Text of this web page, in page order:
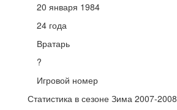
20 января 1984
24 года
Вратарь
?
Игровой номер
Статистика в сезоне Зима 2007-2008